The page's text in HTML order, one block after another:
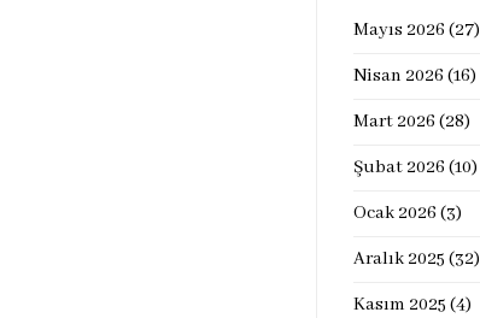
Mayıs 2026 (27)
Nisan 2026 (16)
Mart 2026 (28)
Şubat 2026 (10)
Ocak 2026 (3)
Aralık 2025 (32)
Kasım 2025 (4)